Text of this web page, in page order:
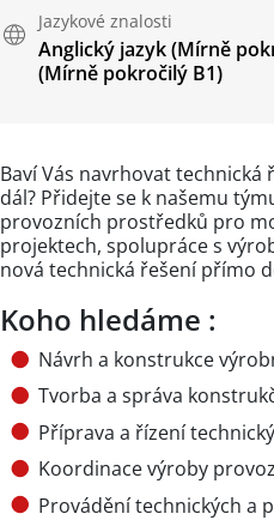
Jazykové znalosti
Anglický jazyk(Mírně
(Mírně pokročilý B1)
Baví Vás navrhovat
dál? Přidejte se k našemu
provozních prostředků pro
projektech, spolupráce s
nová technická řešení přímo
Koho hledáme :
Návrh a konstrukce
Tvorba a správa
Příprava a řízení
Koordinace výroby
Provádění technických a